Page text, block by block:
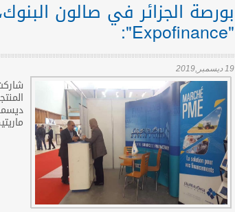
بورصة الجزائر في صالون
"Expofinance":
19 ديسمبر,2019